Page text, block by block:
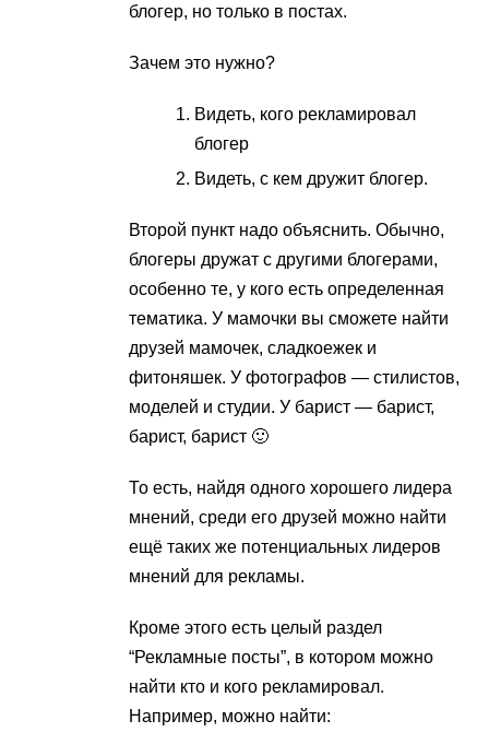
блогер, но только в постах.
Зачем это нужно?
Видеть, кого рекламировал
блогер
Видеть, с кем дружит блогер.
Второй пункт надо объяснить. Обычно,
блогеры дружат с другими блогерами,
особенно те, у кого есть определенная
тематика. У мамочки вы сможете найти
друзей мамочек, сладкоежек и
фитоняшек. У фотографов — стилистов,
моделей и студии. У барист — барист,
барист, барист 🙂
То есть, найдя одного хорошего лидера
мнений, среди его друзей можно найти
ещё таких же потенциальных лидеров
мнений для рекламы.
Кроме этого есть целый раздел
“Рекламные посты”, в котором можно
найти кто и кого рекламировал.
Например, можно найти: